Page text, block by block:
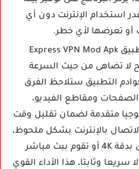
استخدام الإنترنت دون أي
أو تعرضها لأي خطر.
تحميل تطبيق Express VPN Mod Apk
لا تضاهى من حيث السرعة
التطبيق ستلاحظ الفرق
ومقاطع الفيديو،
متقدمة لضمان تقليل وقت
بالإنترنت بشكل ملحوظ،
سواء كنت تشاهد محتوى بدقة 4K أو تقوم ببث مباشر
سريعا وثابتا، هذا الأداء القوي